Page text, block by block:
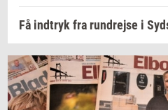
Få indtryk fra rundrejse i